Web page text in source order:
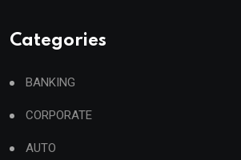
Categories
BANKING
CORPORATE
AUTO